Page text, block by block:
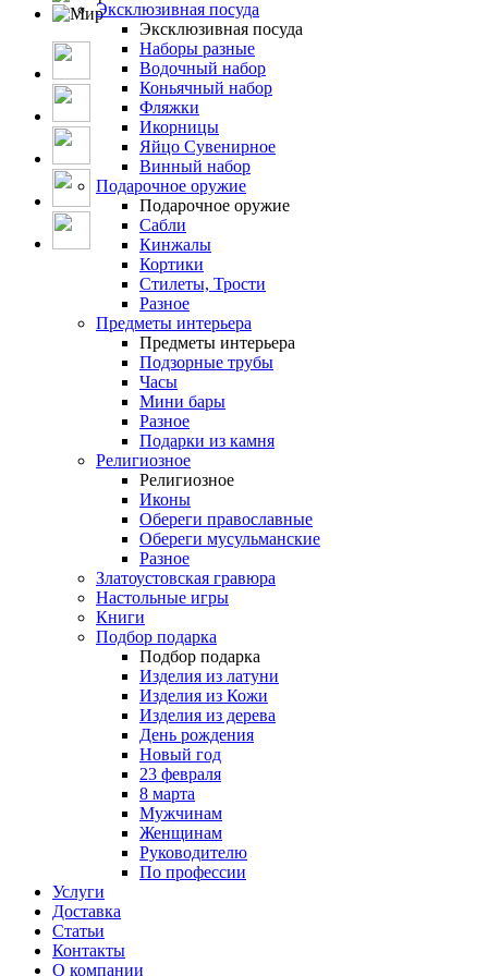
Эксклюзивная посуда
Эксклюзивная посуда
Наборы разные
Водочный набор
Коньячный набор
Фляжки
Икорницы
Яйцо Сувенирное
Винный набор
Подарочное оружие
Подарочное оружие
Сабли
Кинжалы
Кортики
Стилеты, Трости
Разное
Предметы интерьера
Предметы интерьера
Подзорные трубы
Часы
Мини бары
Разное
Подарки из камня
Религиозное
Религиозное
Иконы
Обереги православные
Обереги мусульманские
Разное
Златоустовская гравюра
Настольные игры
Книги
Подбор подарка
Подбор подарка
Изделия из латуни
Изделия из Кожи
Изделия из дерева
День рождения
Новый год
23 февраля
8 марта
Мужчинам
Женщинам
Руководителю
По профессии
Услуги
Доставка
Статьи
Контакты
О компании